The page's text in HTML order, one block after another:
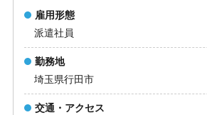
雇用形態
派遣社員
勤務地
埼玉県行田市
交通・アクセス